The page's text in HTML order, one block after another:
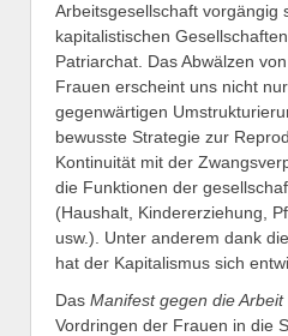
Arbeitsgesellschaft vorgängig
kapitalistischen
Patriarchat. Das Abwälzen
Frauen erscheint uns nicht
gegenwärtigen
bewusste Strategie zur
Kontinuität mit der
die Funktionen der
(Haushalt, Kindererziehung,
usw.). Unter anderem dank
hat der Kapitalismus sich
Das Manifest gegen die Arbeit
Vordringen der Frauen in die